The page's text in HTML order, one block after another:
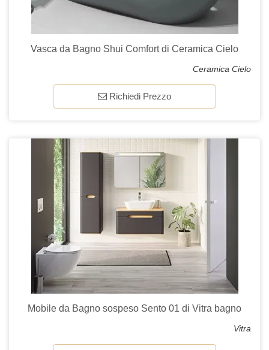
Vasca da Bagno Shui Comfort di Ceramica Cielo
Ceramica Cielo
Richiedi Prezzo
Mobile da Bagno sospeso Sento 01 di Vitra bagno
Vitra